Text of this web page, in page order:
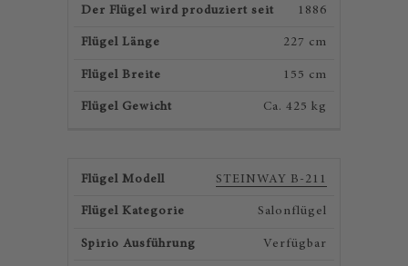
1886
227 cm
155 cm
Ca. 425 kg
STEINWAY B-211
Salonflügel
Verfügbar